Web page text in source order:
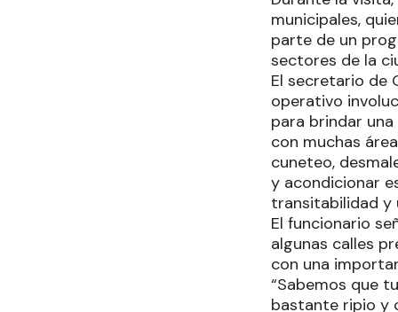
municipales,
parte de un
sectores de la
El secretario de
operativo
para brindar
con muchas
cuneteo,
y acondicionar
transitabilidad y
El funcionario
algunas calles
con una
“Sabemos que
bastante ripio y